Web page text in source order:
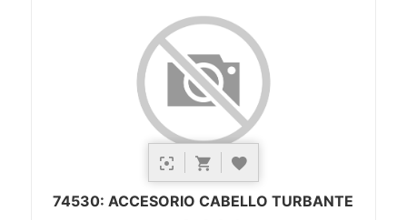
74530: ACCESORIO CABELLO TURBANTE